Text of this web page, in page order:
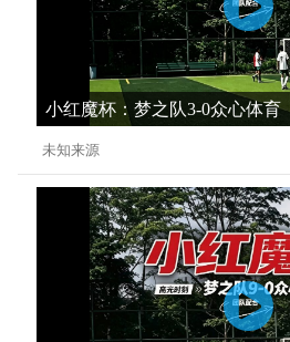
小红魔杯：梦之队3-0众心体育
未知来源